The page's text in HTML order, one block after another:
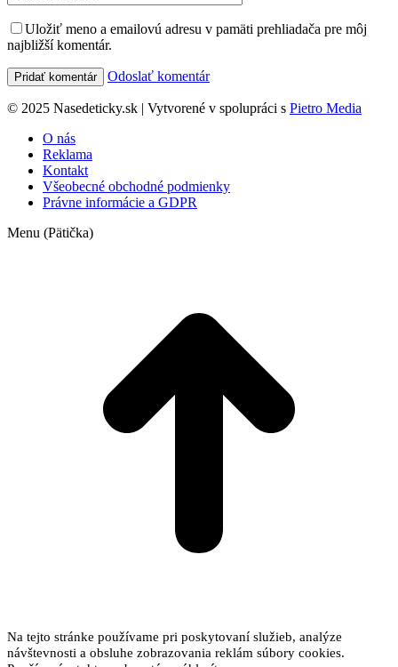
Uložiť meno a emailovú adresu v pamäti prehliadača pre môj
najbližší komentár.
Odoslať komentár
© 2025 Nasedeticky.sk | Vytvorené v spolupráci s Pietro Media
O nás
Reklama
Kontakt
Všeobecné obchodné podmienky
Právne informácie a GDPR
Menu (Pätička)
Na tejto stránke používame pri poskytovaní služieb, analýze
návštevnosti a obsluhe zobrazovania reklám súbory cookies.